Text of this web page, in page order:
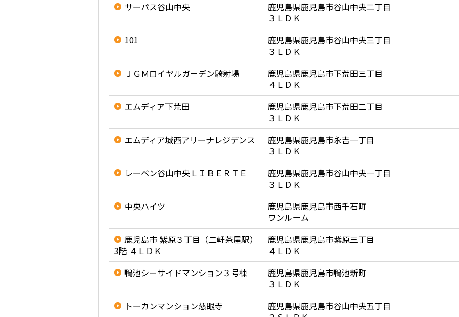
サーパス谷山中央
鹿児島県鹿児島市谷山中央二丁目
３ＬＤＫ
101
鹿児島県鹿児島市谷山中央三丁目
３ＬＤＫ
ＪＧＭロイヤルガーデン騎射場
鹿児島県鹿児島市下荒田三丁目
４ＬＤＫ
エムディア下荒田
鹿児島県鹿児島市下荒田二丁目
３ＬＤＫ
エムディア城西アリーナレジデンス
鹿児島県鹿児島市永吉一丁目
３ＬＤＫ
レーベン谷山中央ＬＩＢＥＲＴＥ
鹿児島県鹿児島市谷山中央一丁目
３ＬＤＫ
中央ハイツ
鹿児島県鹿児島市西千石町
ワンルーム
鹿児島市 紫原３丁目（二軒茶屋駅）
3階 ４ＬＤＫ
鹿児島県鹿児島市紫原三丁目
４ＬＤＫ
鴨池シーサイドマンション３号棟
鹿児島県鹿児島市鴨池新町
３ＬＤＫ
トーカンマンション慈眼寺
鹿児島県鹿児島市谷山中央五丁目